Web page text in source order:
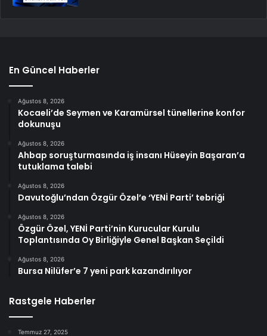
En Güncel Haberler
Ağustos 8, 2026
Kocaeli’de Seymen ve Karamürsel tünellerine konfor
dokunuşu
Ağustos 8, 2026
Ahbap soruşturmasında iş insanı Hüseyin Başaran’a
tutuklama talebi
Ağustos 8, 2026
Davutoğlu’ndan Özgür Özel’e ‘YENİ Parti’ tebriği
Ağustos 8, 2026
Özgür Özel, YENİ Parti’nin Kurucular Kurulu
Toplantısında Oy Birliğiyle Genel Başkan Seçildi
Ağustos 8, 2026
Bursa Nilüfer’e 7 yeni park kazandırılıyor
Rastgele Haberler
Temmuz 27, 2025